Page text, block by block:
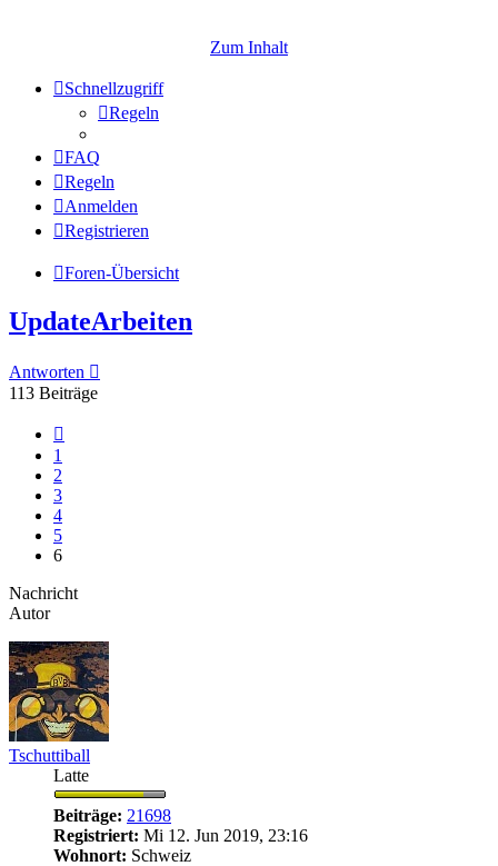
Zum Inhalt
Schnellzugriff
Regeln
FAQ
Regeln
Anmelden
Registrieren
Foren-Übersicht
UpdateArbeiten
Antworten
113 Beiträge
1
2
3
4
5
6
Nachricht
Autor
Tschuttiball
Latte
Beiträge: 21698
Registriert: Mi 12. Jun 2019, 23:16
Wohnort: Schweiz